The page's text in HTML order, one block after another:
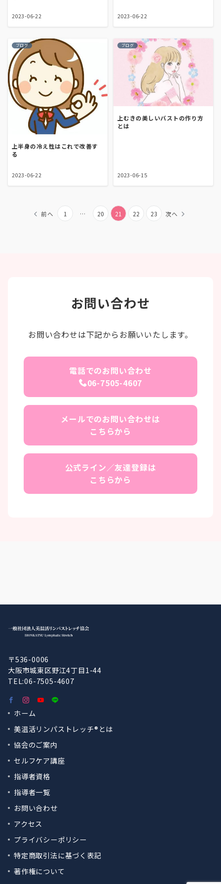
2023-06-22 2023-06-22
ブログ
上半身の冷え性はこれで改善す
る
2023-06-22
ブログ
上むきの美しいバストの作り方
とは
2023-06-15
前へ 1 … 20 21 22 23 次へ
お問い合わせ
お問い合わせは下記からお願いいたします。
電話でのお問い合わせ
06-7505-4607
メールでのお問い合わせは
こちらから
公式ライン／友達登録は
こちらから
〒536-0006
大阪市城東区野江4丁目1-44
TEL:06-7505-4607
ホーム
美温活リンパストレッチ®︎とは
協会のご案内
セルフケア講座
指導者資格
指導者一覧
お問い合わせ
アクセス
プライバシーポリシー
特定商取引法に基づく表記
著作権について